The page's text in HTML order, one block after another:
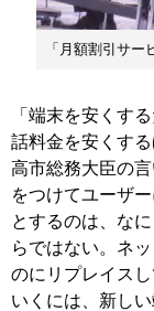
「月額割引サー
「端末を安くす
話料金を安くす
高市総務大臣の
をつけてユーザ
とするのは、な
らではない。ネ
のにリプレイス
いくには、新し